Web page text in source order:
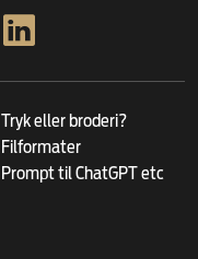
Tryk eller broderi?
Filformater
Prompt til ChatGPT etc